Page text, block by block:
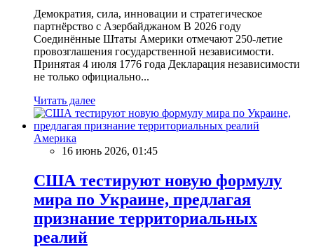
Демократия, сила, инновации и стратегическое
партнёрство с Азербайджаном В 2026 году
Соединённые Штаты Америки отмечают 250-летие
провозглашения государственной независимости.
Принятая 4 июля 1776 года Декларация независимости
не только официально...
Читать далее
Америка
16 июнь 2026, 01:45
США тестируют новую формулу
мира по Украине, предлагая
признание территориальных
реалий